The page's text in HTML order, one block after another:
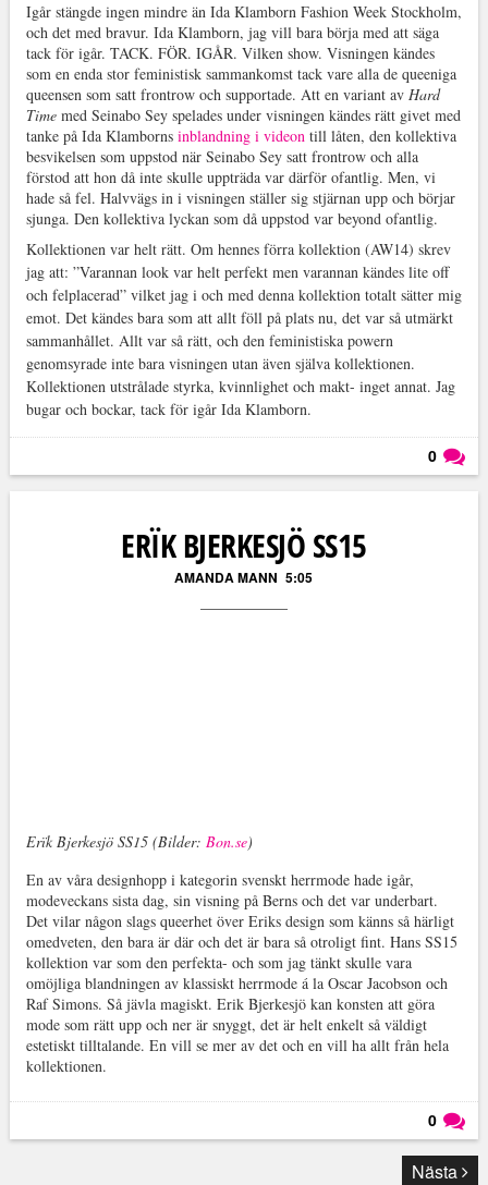
Igår stängde ingen mindre än Ida Klamborn Fashion Week Stockholm,
och det med bravur. Ida Klamborn, jag vill bara börja med att säga
tack för igår. TACK. FÖR. IGÅR. Vilken show. Visningen kändes
som en enda stor feministisk sammankomst tack vare alla de queeniga
queensen som satt frontrow och supportade. Att en variant av Hard
Timemed Seinabo Sey spelades under visningen kändes rätt givet med
tanke på Ida Klamborns inblandning i videontill låten, den kollektiva
besvikelsen som uppstod när Seinabo Sey satt frontrow och alla
förstod att hon då inte skulle uppträda var därför ofantlig. Men, vi
hade så fel. Halvvägs in i visningen ställer sig stjärnan upp och börjar
sjunga. Den kollektiva lyckan som då uppstod var beyond ofantlig.
Kollektionen var helt rätt. Om hennes förra kollektion (AW14) skrev
jag att: ”Varannan look var helt perfekt men varannan kändes lite off
och felplacerad” vilket jag i och med denna kollektion totalt sätter mig
emot. Det kändes bara som att allt föll på plats nu, det var så utmärkt
sammanhållet. Allt var så rätt, och den feministiska powern
genomsyrade inte bara visningen utan även själva kollektionen.
Kollektionen utstrålade styrka, kvinnlighet och makt- inget annat. Jag
bugar och bockar, tack för igår Ida Klamborn.
0
ERÏK BJERKESJÖ SS15
AMANDA MANN 5:05
Erïk Bjerkesjö SS15 (Bilder: Bon.se)
En av våra designhopp i kategorin svenskt herrmode hade igår,
modeveckans sista dag, sin visning på Berns och det var underbart.
Det vilar någon slags queerhet över Eriks design som känns så härligt
omedveten, den bara är där och det är bara så otroligt fint. Hans SS15
kollektion var som den perfekta- och som jag tänkt skulle vara
omöjliga blandningen av klassiskt herrmode á la Oscar Jacobson och
Raf Simons. Så jävla magiskt. Erik Bjerkesjö kan konsten att göra
mode som rätt upp och ner är snyggt, det är helt enkelt så väldigt
estetiskt tilltalande. En vill se mer av det och en vill ha allt från hela
kollektionen.
0
Läs kommentarer (0)
Nästa